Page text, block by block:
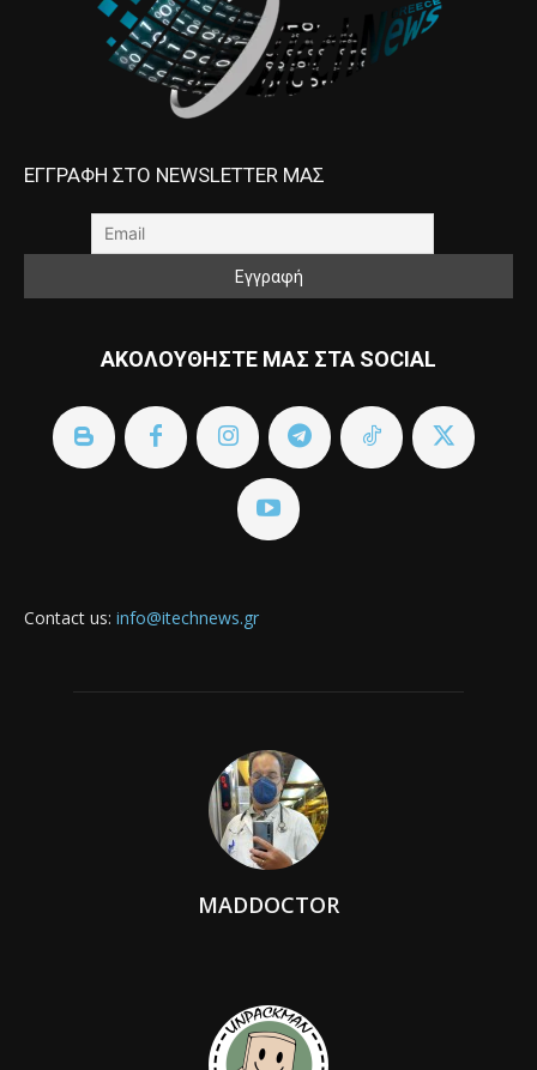
ΕΓΓΡΑΦΗ ΣΤΟ NEWSLETTER ΜΑΣ
ΑΚΟΛΟΥΘΗΣΤΕ ΜΑΣ ΣΤΑ SOCIAL
Contact us: info@itechnews.gr
MADDOCTOR